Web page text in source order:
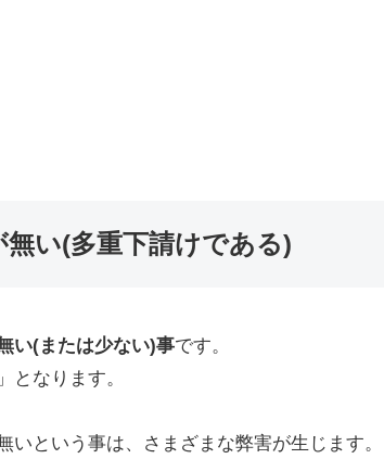
い(多重下請けである)
い(または少ない)事です。
」となります。
という事は、さまざまな弊害が生じます。